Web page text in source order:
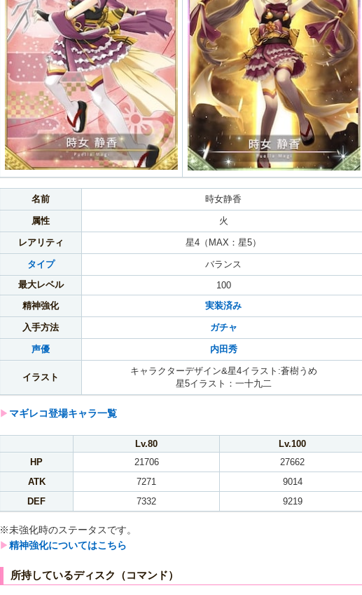
名前 時女静香
属性 火
レアリティ 星4（MAX：星5）
タイプ
バランス
最大レベル
100
精神強化
実装済み
入手方法 ガチャ
声優 内田秀
イラスト
キャラクターデザイン&星4イラスト:蒼樹うめ
星5イラスト：一十九二
▶︎ マギレコ登場キャラ一覧
Lv.80
Lv.100
HP
21706
27662
ATK
7271
9014
DEF
7332 9219
※未強化時のステータスです。
▶︎精神強化についてはこちら
所持しているディスク（コマンド）